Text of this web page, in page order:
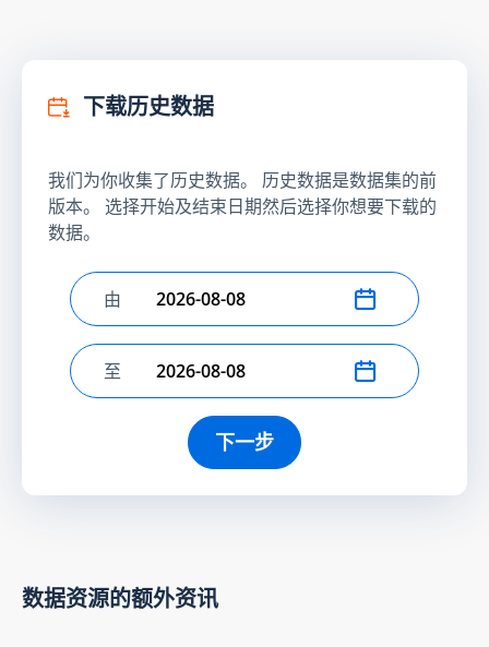
下载历史数据
我们为你收集了历史数据。 历史数据是数据集的前
版本。 选择开始及结束日期然后选择你想要下载的
数据。
选择开始日期
由
选择结束日期
至
下一步
数据资源的额外资讯